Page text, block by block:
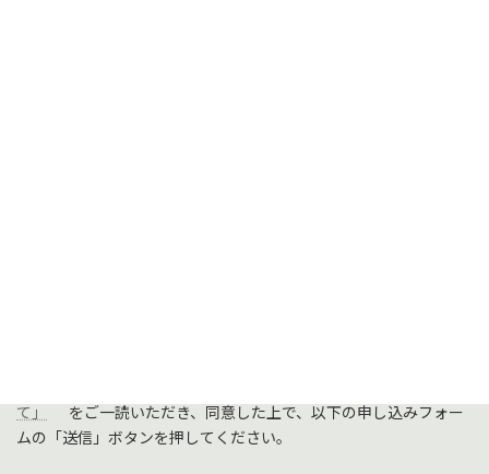
て」
をご一読いただき、同意した上で、以下の申し込みフォー
ムの「送信」ボタンを押してください。